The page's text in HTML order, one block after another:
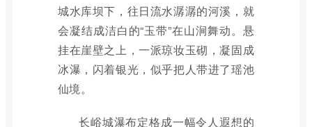
城水库坝下，往日流水潺潺的河溪，就
会凝结成洁白的“玉带”在山涧舞动。悬
挂在崖壁之上，一派琼妆玉砌，凝固成
冰瀑，闪着银光，似乎把人带进了瑶池
仙境。
长峪城瀑布定格成一幅令人遐想的